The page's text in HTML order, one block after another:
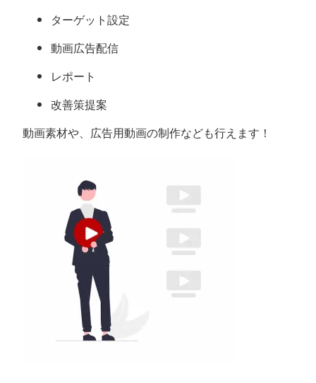
ターゲット設定
動画広告配信
レポート
改善策提案
動画素材や、広告用動画の制作なども行えます！